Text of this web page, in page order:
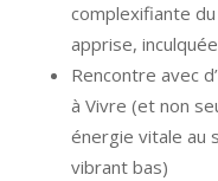
complexifiante
apprise,
Rencontre avec
à Vivre (et non
énergie vitale au
vibrant bas)